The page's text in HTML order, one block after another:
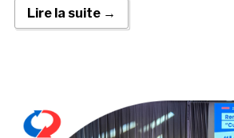
Lire la suite →